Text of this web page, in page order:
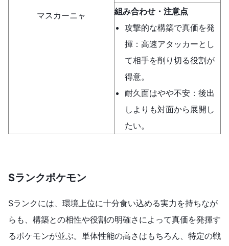
マスカーニャ
組み合わせ・注意点
攻撃的な構築で真価を発
揮：高速アタッカーとし
て相手を削り切る役割が
得意。
耐久面はやや不安：後出
しよりも対面から展開し
たい。
Sランクポケモン
Sランクには、環境上位に十分食い込める実力を持ちなが
らも、構築との相性や役割の明確さによって真価を発揮す
るポケモンが並ぶ。単体性能の高さはもちろん、特定の戦